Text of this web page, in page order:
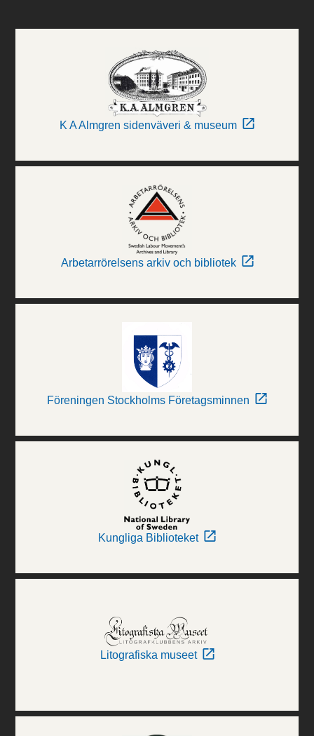
K A Almgren sidenväveri & museum
Arbetarrörelsens arkiv och bibliotek
Föreningen Stockholms Företagsminnen
Kungliga Biblioteket
Litografiska museet